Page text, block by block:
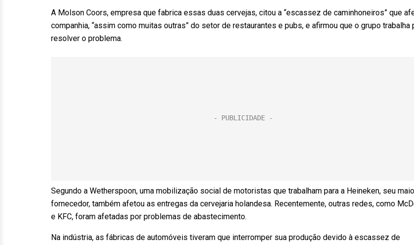
A Molson Coors, empresa que fabrica essas duas cervejas, citou a “escassez de caminhoneiros” que
companhia, “assim como muitas outras” do setor de restaurantes e pubs, e afirmou que o grupo trabalha
resolver o problema.
Segundo a Wetherspoon, uma mobilização social de motoristas que trabalham para a Heineken, seu
fornecedor, também afetou as entregas da cervejaria holandesa. Recentemente, outras redes, como
e KFC, foram afetadas por problemas de abastecimento.
Na indústria, as fábricas de automóveis tiveram que interromper sua produção devido à escassez de